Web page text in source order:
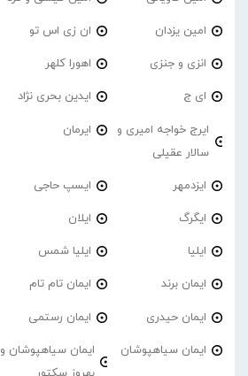
امین یزدان ان زی اس تو
انزی و جنزی اهورا کلهر
ای ج ایدین بحری نژاد
ایرج خواجه امیری و
سالار عقیلی
ایرمان
ایزدمهر ایسپ حاجی
ایگرگ ایلان
ایلیا ایلیا شمس
ایمان برند ایمان تام تام
ایمان حیدری ایمان رستمی
ایمان سیاهپوشان
ایمان سیاهپوشان و